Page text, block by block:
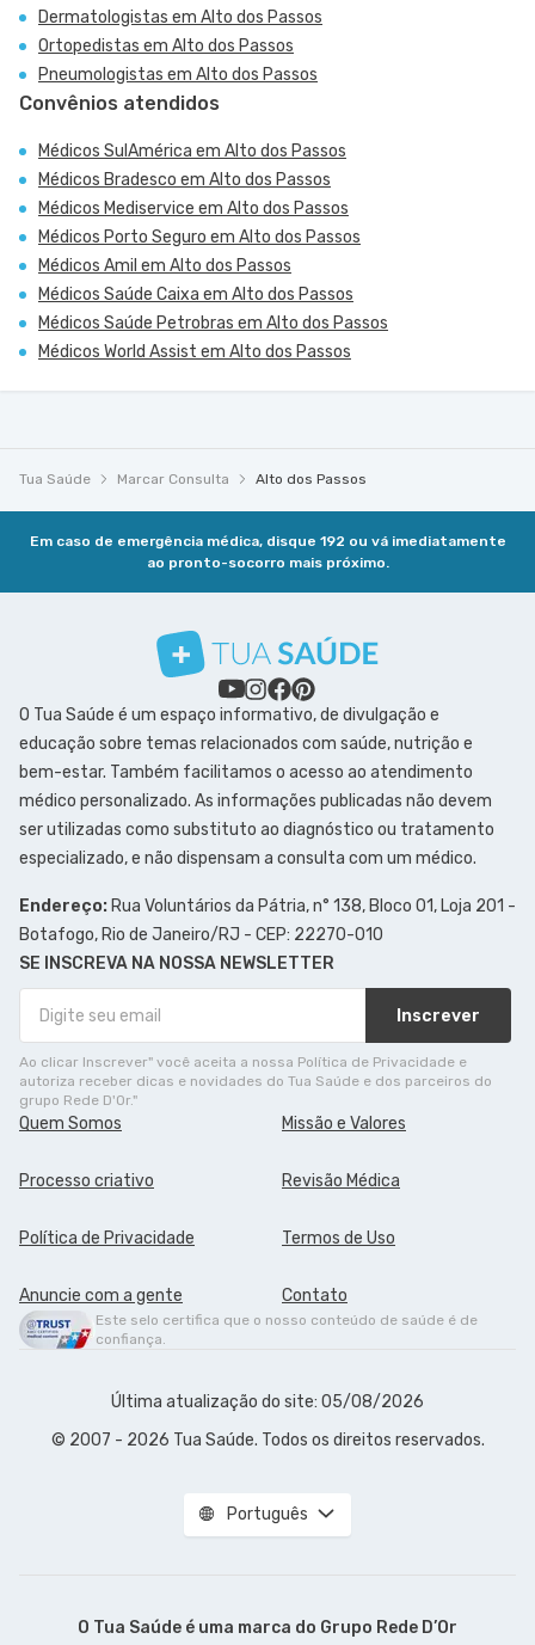
Dermatologistas em Alto dos Passos
Ortopedistas em Alto dos Passos
Pneumologistas em Alto dos Passos
Convênios atendidos
Médicos SulAmérica em Alto dos Passos
Médicos Bradesco em Alto dos Passos
Médicos Mediservice em Alto dos Passos
Médicos Porto Seguro em Alto dos Passos
Médicos Amil em Alto dos Passos
Médicos Saúde Caixa em Alto dos Passos
Médicos Saúde Petrobras em Alto dos Passos
Médicos World Assist em Alto dos Passos
Tua Saúde Marcar Consulta Alto dos Passos
Em caso de emergência médica, disque 192 ou vá imediatamente
ao pronto-socorro mais próximo.
O Tua Saúde é um espaço informativo, de divulgação e
educação sobre temas relacionados com saúde, nutrição e
bem-estar. Também facilitamos o acesso ao atendimento
médico personalizado. As informações publicadas não devem
ser utilizadas como substituto ao diagnóstico ou tratamento
especializado, e não dispensam a consulta com um médico.
Endereço: Rua Voluntários da Pátria, n° 138, Bloco 01, Loja 201 -
Botafogo, Rio de Janeiro/RJ - CEP: 22270-010
SE INSCREVA NA NOSSA NEWSLETTER
Inscrever
Ao clicar Inscrever" você aceita a nossa Política de Privacidade e
autoriza receber dicas e novidades do Tua Saúde e dos parceiros do
grupo Rede D'Or."
Quem Somos Missão e Valores
Processo criativo Revisão Médica
Política de Privacidade Termos de Uso
Anuncie com a gente Contato
Este selo certifica que o nosso conteúdo de saúde é de
confiança.
Última atualização do site: 05/08/2026
© 2007 - 2026 Tua Saúde. Todos os direitos reservados.
Português
O Tua Saúde é uma marca do Grupo Rede D’Or